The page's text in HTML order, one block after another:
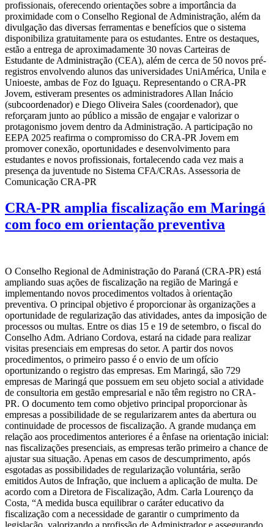
profissionais, oferecendo orientações sobre a importância da
proximidade com o Conselho Regional de Administração, além da
divulgação das diversas ferramentas e benefícios que o sistema
disponibiliza gratuitamente para os estudantes. Entre os destaques,
estão a entrega de aproximadamente 30 novas Carteiras de
Estudante de Administração (CEA), além de cerca de 50 novos pré-
registros envolvendo alunos das universidades UniAmérica, Unila e
Unioeste, ambas de Foz do Iguaçu. Representando o CRA-PR
Jovem, estiveram presentes os administradores Allan Inácio
(subcoordenador) e Diego Oliveira Sales (coordenador), que
reforçaram junto ao público a missão de engajar e valorizar o
protagonismo jovem dentro da Administração. A participação no
EEPA 2025 reafirma o compromisso do CRA-PR Jovem em
promover conexão, oportunidades e desenvolvimento para
estudantes e novos profissionais, fortalecendo cada vez mais a
presença da juventude no Sistema CFA/CRAs. Assessoria de
Comunicação CRA-PR
CRA-PR amplia fiscalização em Maringá
com foco em orientação preventiva
O Conselho Regional de Administração do Paraná (CRA-PR) está
ampliando suas ações de fiscalização na região de Maringá e
implementando novos procedimentos voltados à orientação
preventiva. O principal objetivo é proporcionar às organizações a
oportunidade de regularização das atividades, antes da imposição de
processos ou multas. Entre os dias 15 e 19 de setembro, o fiscal do
Conselho Adm. Adriano Cordova, estará na cidade para realizar
visitas presenciais em empresas do setor. A partir dos novos
procedimentos, o primeiro passo é o envio de um ofício
oportunizando o registro das empresas. Em Maringá, são 729
empresas de Maringá que possuem em seu objeto social a atividade
de consultoria em gestão empresarial e não têm registro no CRA-
PR. O documento tem como objetivo principal proporcionar às
empresas a possibilidade de se regularizarem antes da abertura ou
continuidade de processos de fiscalização. A grande mudança em
relação aos procedimentos anteriores é a ênfase na orientação inicial:
nas fiscalizações presenciais, as empresas terão primeiro a chance de
ajustar sua situação. Apenas em casos de descumprimento, após
esgotadas as possibilidades de regularização voluntária, serão
emitidos Autos de Infração, que incluem a aplicação de multa. De
acordo com a Diretora de Fiscalização, Adm. Carla Lourenço da
Costa, “A medida busca equilibrar o caráter educativo da
fiscalização com a necessidade de garantir o cumprimento da
legislação, valorizando a profissão de Administrador e assegurando